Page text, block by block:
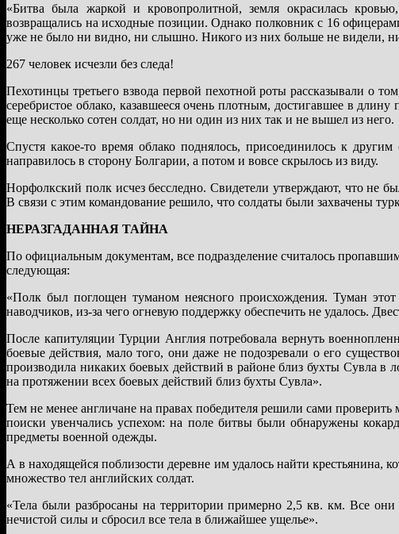
«Битва была жаркой и кровопролитной, земля окрасилась
возвращались на исходные позиции. Однако полковник с 16
уже не было ни видно, ни слышно. Никого из них больше не видели,
267 человек исчезли без следа!
Пехотинцы третьего взвода первой пехотной роты рассказывали о
серебристое облако, казавшееся очень плотным, достигавшее в
еще несколько сотен солдат, но ни один из них так и не вышел из него.
Спустя какое-то время облако поднялось, присоединилось к
направилось в сторону Болгарии, а потом и вовсе скрылось из виду.
Норфолкский полк исчез бесследно. Свидетели утверждают, что не
В связи с этим командование решило, что солдаты были захвачены
НЕРАЗГАДАННАЯ ТАЙНА
По официальным документам, все подразделение считалось
следующая:
«Полк был поглощен туманом неясного происхождения. Туман
наводчиков, из-за чего огневую поддержку обеспечить не удалось.
После капитуляции Турции Англия потребовала вернуть
боевые действия, мало того, они даже не подозревали о его
производила никаких боевых действий в районе близ бухты Сувла в
на протяжении всех боевых действий близ бухты Сувла».
Тем не менее англичане на правах победителя решили сами
поиски увенчались успехом: на поле битвы были обнаружены
предметы военной одежды.
А в находящейся поблизости деревне им удалось найти крестьянина,
множество тел английских солдат.
«Тела были разбросаны на территории примерно 2,5 кв. км. Все
нечистой силы и сбросил все тела в ближайшее ущелье».